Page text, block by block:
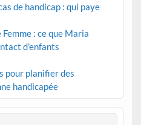
de handicap : qui paye
: ce que Maria
d’enfants
pour planifier des
handicapée